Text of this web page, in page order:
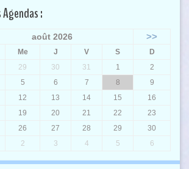
:
août 2026 >>
Me J V S
D
29 30 31 1
2
5 6 7 8
9
12 13 14 15
16
19 20 21 22
23
26 27 28 29
30
2 3 4 5 6